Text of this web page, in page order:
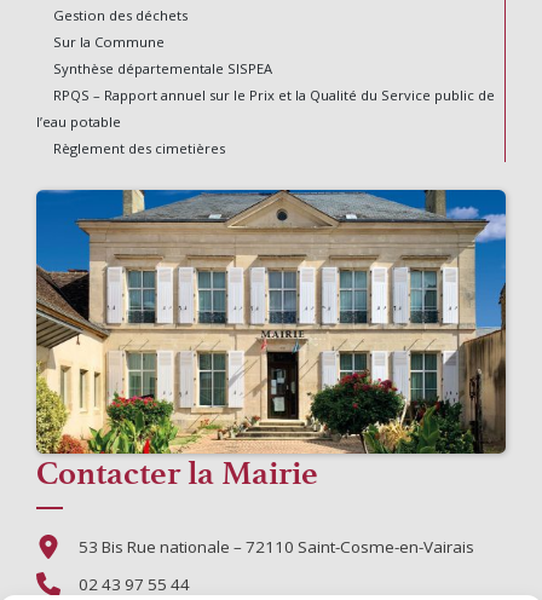
Gestion des déchets
Sur la Commune
Synthèse départementale SISPEA
RPQS – Rapport annuel sur le Prix et la Qualité du Service public de
l’eau potable
Règlement des cimetières
Contacter la Mairie
53 Bis Rue nationale – 72110 Saint-Cosme-en-Vairais
02 43 97 55 44